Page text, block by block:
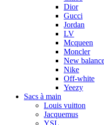
Dior
Gucci
Jordan
LV
Mcqueen
Moncler
New
Nike
Off-white
Yeezy
Sacs à main
Louis vuitton
Jacquemus
YSL